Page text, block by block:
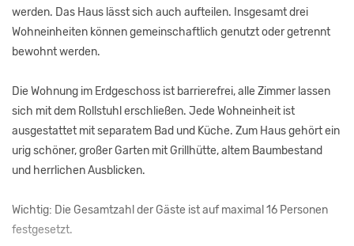
werden. Das Haus lässt sich auch aufteilen. Insgesamt drei
Wohneinheiten können gemeinschaftlich genutzt oder getrennt
bewohnt werden.
Die Wohnung im Erdgeschoss ist barrierefrei, alle Zimmer lassen
sich mit dem Rollstuhl erschließen. Jede Wohneinheit ist
ausgestattet mit separatem Bad und Küche. Zum Haus gehört ein
urig schöner, großer Garten mit Grillhütte, altem Baumbestand
und herrlichen Ausblicken.
Wichtig: Die Gesamtzahl der Gäste ist auf maximal 16 Personen
festgesetzt.